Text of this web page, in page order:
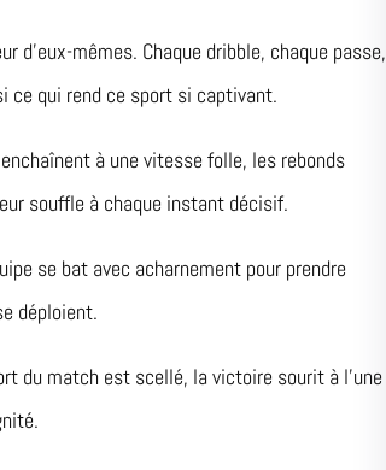
d’eux-mêmes. Chaque dribble, chaque passe,
ce qui rend ce sport si captivant.
à une vitesse folle, les rebonds
souffle à chaque instant décisif.
se bat avec acharnement pour prendre
déploient.
du match est scellé, la victoire sourit à l’une